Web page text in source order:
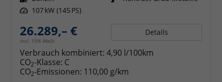
Leistung 107 kW (145 PS)
26.289,– €
incl. 19% MwSt.
Details
Verbrauch kombiniert: 4,90 l/100km
CO2-Klasse: C
CO2-Emissionen: 110,00 g/km